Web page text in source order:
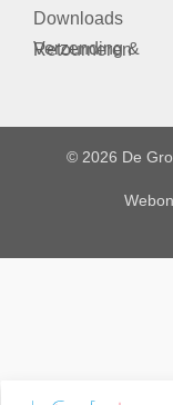
Downloads
Verzending & Retourneren
© 2026 De